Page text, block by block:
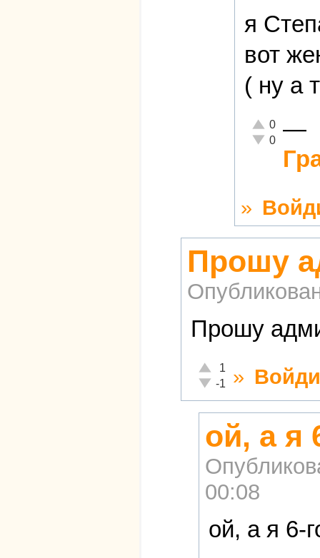
я
вот
( ну а
Отлично!
0
Неадекватно!
0 —
»
Прошу
Прошу
Отлично!
1
Неадекватно!
-1 »
ой, а я
00:08
ой, а я 6-